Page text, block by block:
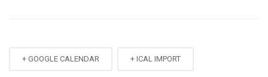
+ GOOGLE CALENDAR + ICAL IMPORT